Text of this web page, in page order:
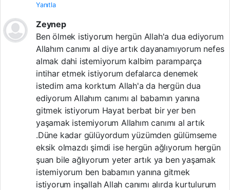
Yanıtla
Zeynep
Ben ölmek istiyorum hergün Allah'a dua ediyorum
Allahım canımı al diye artık dayanamıyorum nefes
almak dahi istemiyorum kalbim paramparça
intihar etmek istiyorum defalarca denemek
istedim ama korktum Allah'a da hergün dua
ediyorum Allahım canımı al babamın yanına
gitmek istiyorum Hayat berbat bir yer ben
yaşamak istemiyorum Allahım canımı al artık
.Düne kadar gülüyordum yüzümden gülümseme
eksik olmazdı şimdi ise hergün ağlıyorum hergün
şuan bile ağlıyorum yeter artık ya ben yaşamak
istemiyorum ben babamın yanına gitmek
istiyorum inşallah Allah canımı alırda kurtulurum